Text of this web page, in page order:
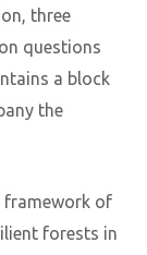
three
questions
a block
the
framework of
forests in